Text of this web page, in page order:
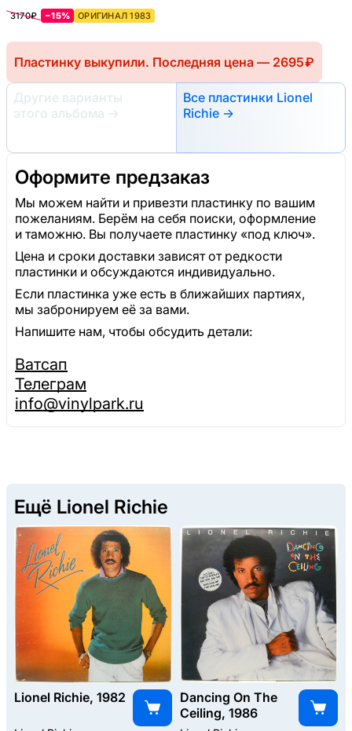
3170₽ −15% ОРИГИНАЛ 1983
Пластинку выкупили. Последняя цена — 2695 ₽
Другие варианты
этого альбома
→
Все пластинки Lionel
Richie →
Оформите предзаказ
Мы можем найти и привезти пластинку по вашим
пожеланиям. Берём на себя поиски, оформление
и таможню. Вы получаете пластинку «под ключ».
Цена и сроки доставки зависят от редкости
пластинки и обсуждаются индивидуально.
Если пластинка уже есть в ближайших партиях,
мы забронируем её за вами.
Напишите нам, чтобы обсудить детали:
Ватсап
Телеграм
info@vinylpark.ru
Ещё Lionel Richie
Lionel Richie, 1982
Dancing On The
Ceiling, 1986